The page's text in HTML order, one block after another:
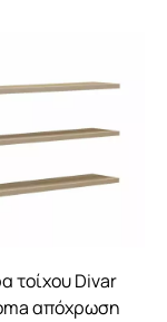
τοίχου Divar
απόχρωση